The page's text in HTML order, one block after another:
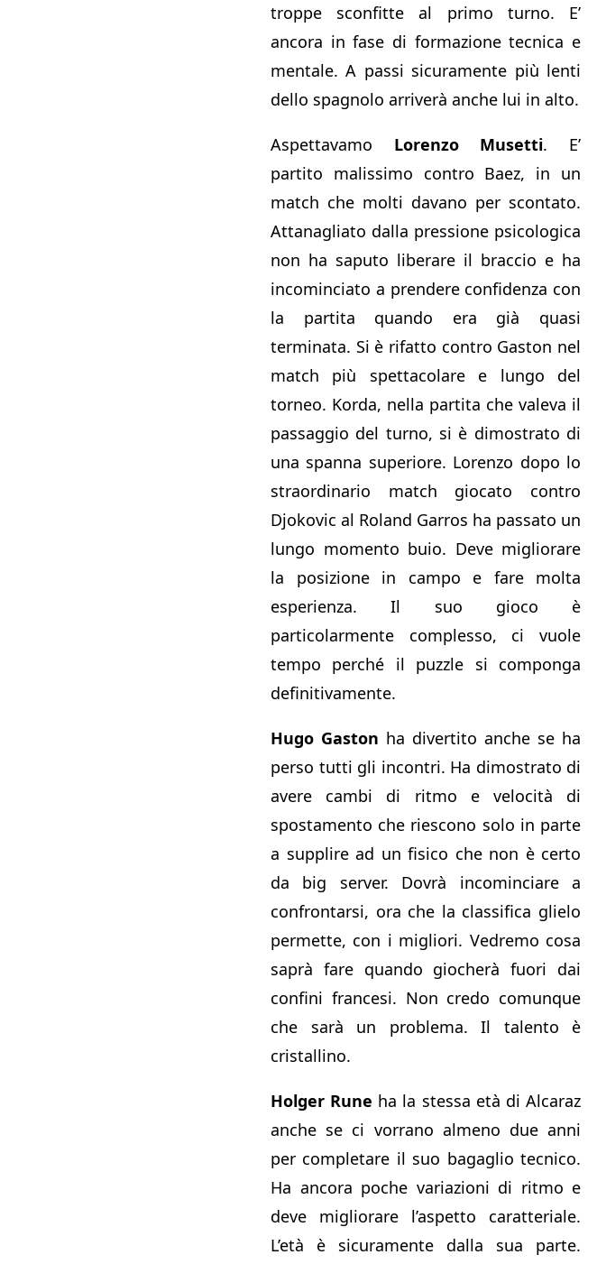
troppe sconfitte al primo turno. E’
ancora in fase di formazione tecnica e
mentale. A passi sicuramente più lenti
dello spagnolo arriverà anche lui in alto.
Aspettavamo Lorenzo Musetti. E’
partito malissimo contro Baez, in un
match che molti davano per scontato.
Attanagliato dalla pressione psicologica
non ha saputo liberare il braccio e ha
incominciato a prendere confidenza con
la partita quando era già quasi
terminata. Si è rifatto contro Gaston nel
match più spettacolare e lungo del
torneo. Korda, nella partita che valeva il
passaggio del turno, si è dimostrato di
una spanna superiore. Lorenzo dopo lo
straordinario match giocato contro
Djokovic al Roland Garros ha passato un
lungo momento buio. Deve migliorare
la posizione in campo e fare molta
esperienza. Il suo gioco è
particolarmente complesso, ci vuole
tempo perché il puzzle si componga
definitivamente.
Hugo Gaston ha divertito anche se ha
perso tutti gli incontri. Ha dimostrato di
avere cambi di ritmo e velocità di
spostamento che riescono solo in parte
a supplire ad un fisico che non è certo
da big server. Dovrà incominciare a
confrontarsi, ora che la classifica glielo
permette, con i migliori. Vedremo cosa
saprà fare quando giocherà fuori dai
confini francesi. Non credo comunque
che sarà un problema. Il talento è
cristallino.
Holger Rune ha la stessa età di Alcaraz
anche se ci vorrano almeno due anni
per completare il suo bagaglio tecnico.
Ha ancora poche variazioni di ritmo e
deve migliorare l’aspetto caratteriale.
L’età è sicuramente dalla sua parte.